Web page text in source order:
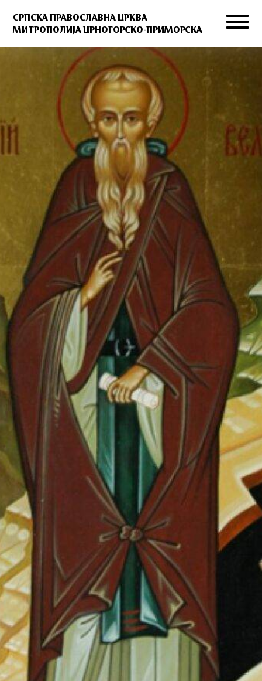
СРПСКА ПРАВОСЛАВНА ЦРКВА
МИТРОПОЛИЈА ЦРНОГОРСКО-ПРИМОРСКА